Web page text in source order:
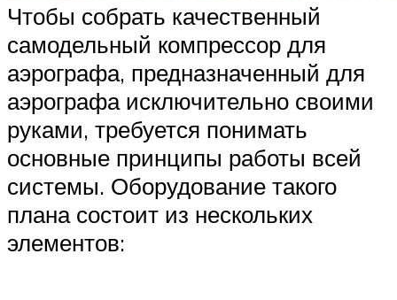
Чтобы собрать качественный
самодельный компрессор для
аэрографа, предназначенный для
аэрографа исключительно своими
руками, требуется понимать
основные принципы работы всей
системы. Оборудование такого
плана состоит из нескольких
элементов: